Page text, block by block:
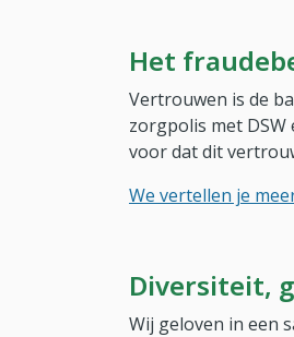
Het
Vertrouwen is de
zorgpolis met
voor dat dit
We vertellen je
Diversiteit,
Wij geloven in een